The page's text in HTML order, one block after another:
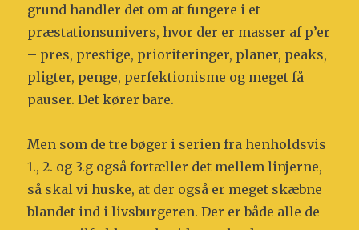
grund handler det om at fungere i et
præstationsunivers, hvor der er masser af p’er
– pres, prestige, prioriteringer, planer, peaks,
pligter, penge, perfektionisme og meget få
pauser. Det kører bare.
Men som de tre bøger i serien fra henholdsvis
1., 2. og 3.g også fortæller det mellem linjerne,
så skal vi huske, at der også er meget skæbne
blandet ind i livsburgeren. Der er både alle de